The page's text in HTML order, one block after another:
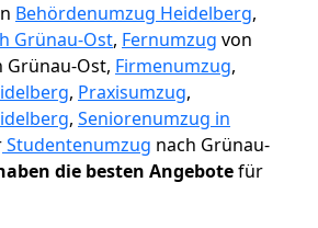
Behördenumzug Heidelberg,
Grünau-Ost, Fernumzug von
Grünau-Ost, Firmenumzug,
, Praxisumzug,
, Seniorenumzug in
Studentenumzug nach Grünau-
die besten Angebotefür